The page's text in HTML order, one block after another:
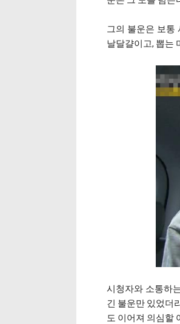
그의 불운은 보통
날달걀이고, 뽑는
시청자와 소통하
긴 불운만 있었더
도 이어져 의심할